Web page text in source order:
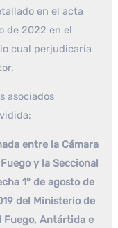
en el acta
de 2022 en el
cual perjudicaría
asociados
entre la Cámara
y la Seccional
1° de agosto de
del Ministerio de
Fuego, Antártida e